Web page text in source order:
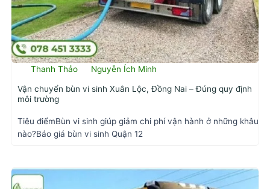
Thanh Thảo Nguyễn Ích Minh
Vận chuyển bùn vi sinh Xuân Lộc, Đồng Nai – Đúng quy định
môi trường
Tiêu điểmBùn vi sinh giúp giảm chi phí vận hành ở những khâu
nào?Báo giá bùn vi sinh Quận 12